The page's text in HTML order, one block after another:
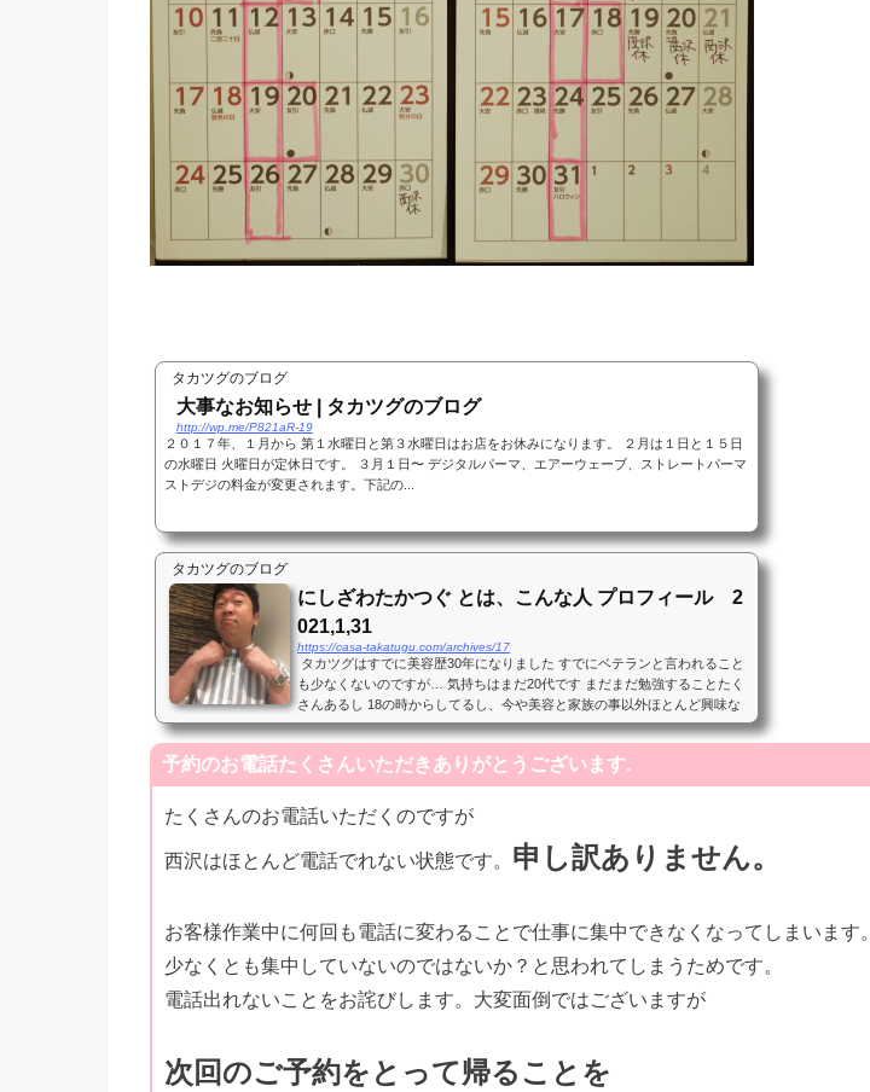
タカツグのブログ
大事なお知らせ | タカツグのブログ
http://wp.me/P821aR-19
２０１７年、１月から 第１水曜日と第３水曜日はお店をお休みになります。 ２月は１日と１５日
の水曜日 火曜日が定休日です。 ３月１日〜 デジタルパーマ、エアーウェーブ、ストレートパーマ
ストデジの料金が変更されます。下記の...
タカツグのブログ
にしざわたかつぐ とは、こんな人 プロフィール 2
021,1,31
https://casa-takatugu.com/archives/17
タカツグはすでに美容歴30年になりました すでにベテランと言われること
も少なくないのですが… 気持ちはまだ20代です まだまだ勉強することたく
さんあるし 18の時からしてるし、今や美容と家族の事以外ほとんど興味な
いのに、 まだまだ気分は駆け出しです ...
予約のお電話たくさんいただきありがとうございます.
たくさんのお電話いただくのですが
西沢はほとんど電話でれない状態です。 申し訳ありません。
お客様作業中に何回も電話に変わることで仕事に集中できなくなってしまいます。
少なくとも集中していないのではないか？と思われてしまうためです。
電話出れないことをお詫びします。大変面倒ではございますが
次回のご予約をとって帰ることを